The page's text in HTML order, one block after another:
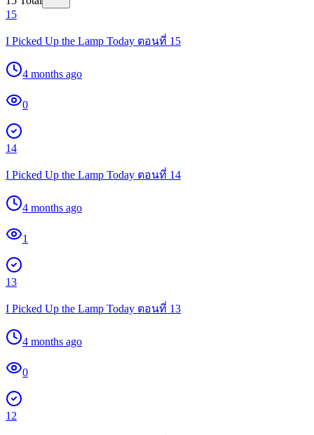
15
I Picked Up the Lamp Today ตอนที่ 15
4 months ago
0
14
I Picked Up the Lamp Today ตอนที่ 14
4 months ago
1
13
I Picked Up the Lamp Today ตอนที่ 13
4 months ago
0
12